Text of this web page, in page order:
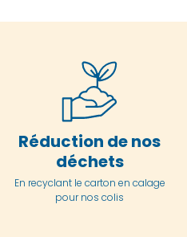
Réduction de nos
déchets
En recyclant le carton en calage
pour nos colis